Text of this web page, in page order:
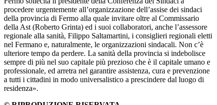
procedere urgentemente all’organizzazione dell’assise dei sindaci
della provincia di Fermo alla quale invitare oltre al Commissario
della Ast (Roberto Grinta) ed i suoi collaboratori, anche l’assessore
regionale alla sanità, Filippo Saltamartini, i consiglieri regionali eletti
nel Fermano e, naturalmente, le organizzazioni sindacali. Non c’è
ulteriore tempo da perdere. La sanità della provincia si indebolisce
sempre di più nel suo capitale più prezioso che è il capitale umano e
professionale, ed arretra nel garantire assistenza, cura e prevenzione
a tutti i cittadini in modo universalistico a prescindere dal luogo di
residenza».